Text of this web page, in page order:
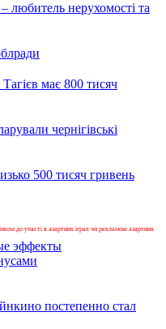
нерухомості та
має 800 тисяч
чернігівські
500 тисяч гривень
до участі в азартних іграх чи рекламою азартних
постепенно стал